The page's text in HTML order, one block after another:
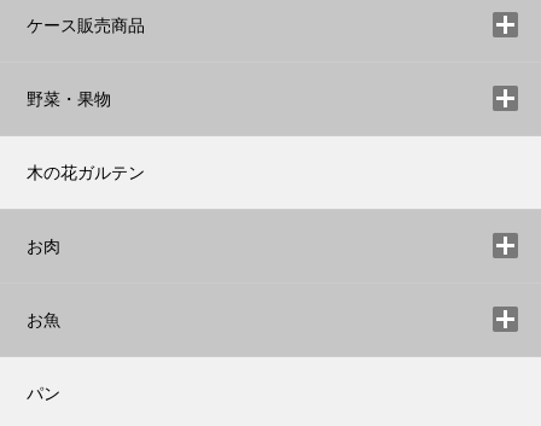
ケース販売商品
野菜・果物
木の花ガルテン
お肉
お魚
パン